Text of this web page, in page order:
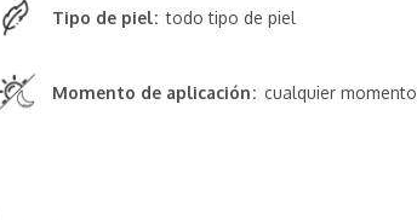
Tipo de piel todo tipo de piel
Momento de aplicación cualquier momento